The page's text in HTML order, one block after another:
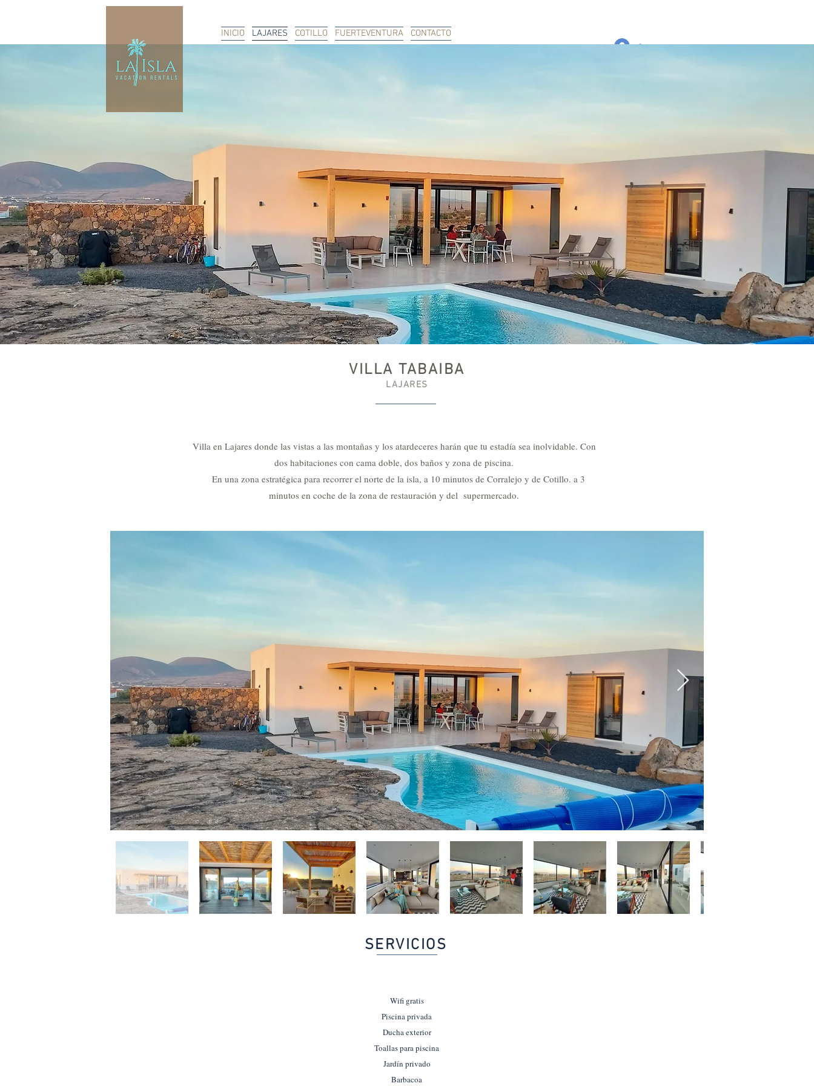
INICIO LAJARES COTILLO FUERTEVENTURA
CONTACTO
Iniciar sesión
VILLA TABAIBA
LAJARES
Villa en Lajares donde las vistas a las montañas y los atardeceres harán que tu estadía sea inolvidable. Con
dos habitaciones con cama doble, dos baños y zona de piscina.
En una zona estratégica para recorrer el norte de la isla, a 10 minutos de Corralejo y de Cotillo. a 3
minutos en coche de la zona de restauración y del supermercado.
SERVICIOS
Wifi gratis
Piscina privada
Ducha exterior
Toallas para piscina
Jardín privado
Barbacoa